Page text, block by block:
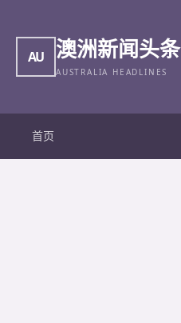
AU 澳洲新闻头条
AUSTRALIA HEADLINES
首页